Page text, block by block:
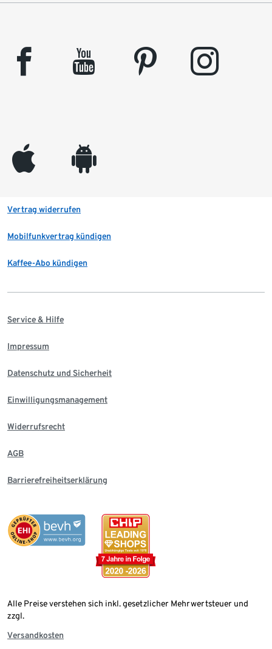
facebook youtube pinterest instagram
appleinc android
Vertrag widerrufen
Mobilfunkvertrag kündigen
Kaffee-Abo kündigen
Service & Hilfe
Impressum
Datenschutz und Sicherheit
Einwilligungsmanagement
Widerrufsrecht
AGB
Barrierefreiheitserklärung
Alle Preise verstehen sich inkl. gesetzlicher Mehrwertsteuer und
zzgl.
Versandkosten